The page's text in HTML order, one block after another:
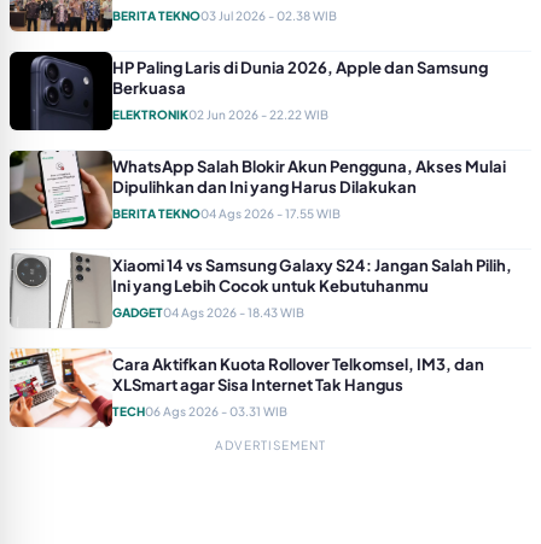
BERITA TEKNO03 Jul 2026 - 02.38 WIB
HP Paling Laris di Dunia 2026, Apple dan Samsung
Berkuasa
ELEKTRONIK02 Jun 2026 - 22.22 WIB
WhatsApp Salah Blokir Akun Pengguna, Akses Mulai
Dipulihkan dan Ini yang Harus Dilakukan
BERITA TEKNO04 Ags 2026 - 17.55 WIB
Xiaomi 14 vs Samsung Galaxy S24: Jangan Salah Pilih,
Ini yang Lebih Cocok untuk Kebutuhanmu
GADGET04 Ags 2026 - 18.43 WIB
Cara Aktifkan Kuota Rollover Telkomsel, IM3, dan
XLSmart agar Sisa Internet Tak Hangus
TECH06 Ags 2026 - 03.31 WIB
ADVERTISEMENT